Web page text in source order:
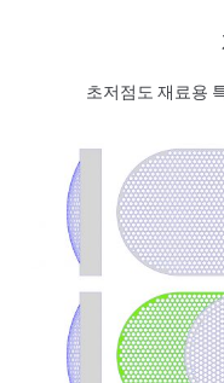
초저점도 재료용